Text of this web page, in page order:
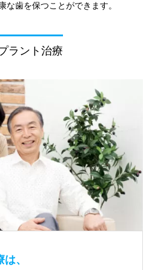
な歯を保つことができます。
ラント治療
、